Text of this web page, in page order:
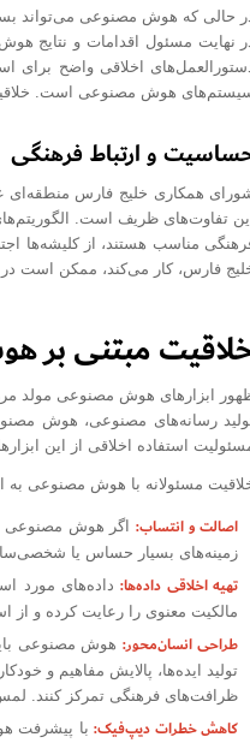
حالی که هوش مصنوعی می‌تواند
نهایت مسئول اقدامات و نتایج
اخلاقی واضح برای
هوش مصنوعی است.
و ارتباط فرهنگی
همکاری خلیج فارس منطقه‌ای
این تفاوت‌های ظریف است.
مناسب هستند، از کلیشه‌ها
فارس، کار می‌کند، ممکن است در
مبتنی بر
ابزارهای هوش مصنوعی مولد
رسانه‌های مصنوعی، هوش
استفاده اخلاقی از این
مسئولانه با هوش مصنوعی
اصالت و انتساب: اگر هوش مصنوعی
زمینه‌های بسیار حساس یا
تهیه اخلاقی داده‌ها:داده‌های مورد
مالکیت معنوی را رعایت کرده و از
طراحی انسان‌محور:هوش مصنوعی باید
تولید ایده‌ها، پالایش مفاهیم و
ظرافت‌های فرهنگی تمرکز کنند.
کاهش خطرات دیپ‌فیک:با پیشرفت